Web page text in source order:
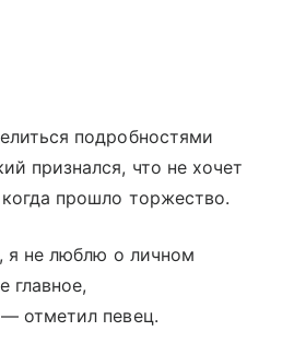
подробностями
признался, что не хочет
прошло торжество.
я не люблю о личном
главное,
отметил певец.